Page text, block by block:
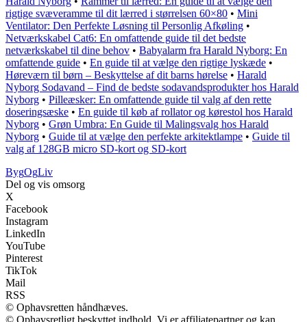
rigtige svæveramme til dit lærred i størrelsen 60×80 • Mini
Ventilator: Den Perfekte Løsning til Personlig Afkøling •
Netværkskabel Cat6: En omfattende guide til det bedste
netværkskabel til dine behov • Babyalarm fra Harald Nyborg: En
omfattende guide • En guide til at vælge den rigtige lyskæde •
Høreværn til børn – Beskyttelse af dit barns hørelse • Harald
Nyborg Sodavand – Find de bedste sodavandsprodukter hos Harald
Nyborg • Pilleæsker: En omfattende guide til valg af den rette
doseringsæske • En guide til køb af rollator og kørestol hos Harald
Nyborg • Grøn Umbra: En Guide til Malingsvalg hos Harald
Nyborg • Guide til at vælge den perfekte arkitektlampe • Guide til
valg af 128GB micro SD-kort og SD-kort
BygOgLiv
Del og vis omsorg
X
Facebook
Instagram
LinkedIn
YouTube
Pinterest
TikTok
Mail
RSS
© Ophavsretten håndhæves.